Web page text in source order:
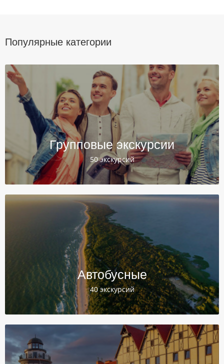
Популярные категории
Групповые экскурсии
50 экскурсий
Автобусные
40 экскурсий